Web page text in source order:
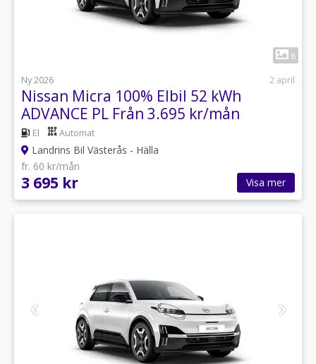
8
Ny 2026
2 april
Nissan Micra 100% Elbil 52 kWh
ADVANCE PL Från 3.695 kr/mån
El Automat
Landrins Bil Västerås - Hälla
fr. 60 kr/mån
3 695 kr Visa mer